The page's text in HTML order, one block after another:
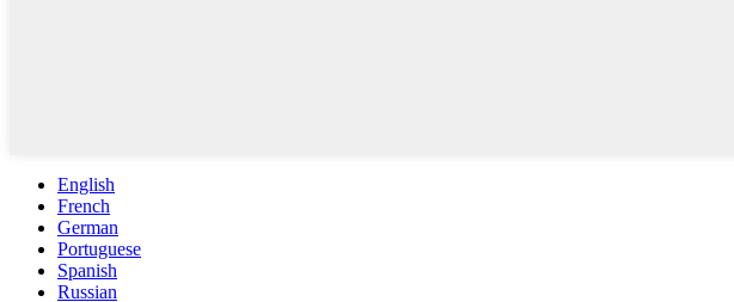
English
French
German
Portuguese
Spanish
Russian